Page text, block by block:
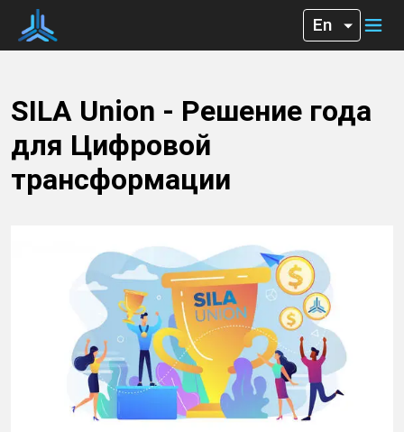
SILA Union - Решение года
для Цифровой
трансформации